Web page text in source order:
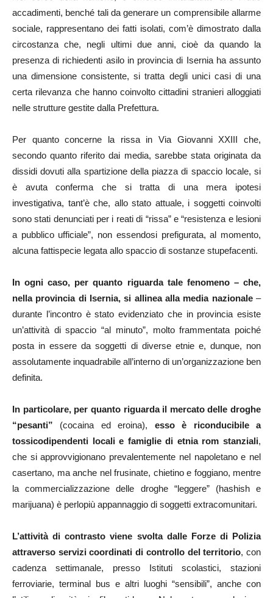
accadimenti, benché tali da generare un comprensibile allarme
sociale, rappresentano dei fatti isolati, com’è dimostrato dalla
circostanza che, negli ultimi due anni, cioè da quando la
presenza di richiedenti asilo in provincia di Isernia ha assunto
una dimensione consistente, si tratta degli unici casi di una
certa rilevanza che hanno coinvolto cittadini stranieri alloggiati
nelle strutture gestite dalla Prefettura.
Per quanto concerne la rissa in Via Giovanni XXIII che,
secondo quanto riferito dai media, sarebbe stata originata da
dissidi dovuti alla spartizione della piazza di spaccio locale, si
è avuta conferma che si tratta di una mera ipotesi
investigativa, tant’è che, allo stato attuale, i soggetti coinvolti
sono stati denunciati per i reati di “rissa” e “resistenza e lesioni
a pubblico ufficiale”, non essendosi prefigurata, al momento,
alcuna fattispecie legata allo spaccio di sostanze stupefacenti.
In ogni caso, per quanto riguarda tale fenomeno – che,
nella provincia di Isernia, si allinea alla media nazionale–
durante l’incontro è stato evidenziato che in provincia esiste
un’attività di spaccio “al minuto”, molto frammentata poiché
posta in essere da soggetti di diverse etnie e, dunque, non
assolutamente inquadrabile all’interno di un’organizzazione ben
definita.
In particolare, per quanto riguarda il mercato delle droghe
“pesanti” (cocaina ed eroina), esso è riconducibile a
tossicodipendenti locali e famiglie di etnia rom stanziali,
che si approvvigionano prevalentemente nel napoletano e nel
casertano, ma anche nel frusinate, chietino e foggiano, mentre
la commercializzazione delle droghe “leggere” (hashish e
marijuana) è perlopiù appannaggio di soggetti extracomunitari.
L’attività di contrasto viene svolta dalle Forze di Polizia
attraverso servizi coordinati di controllo del territorio, con
cadenza settimanale, presso Istituti scolastici, stazioni
ferroviarie, terminal bus e altri luoghi “sensibili”, anche con